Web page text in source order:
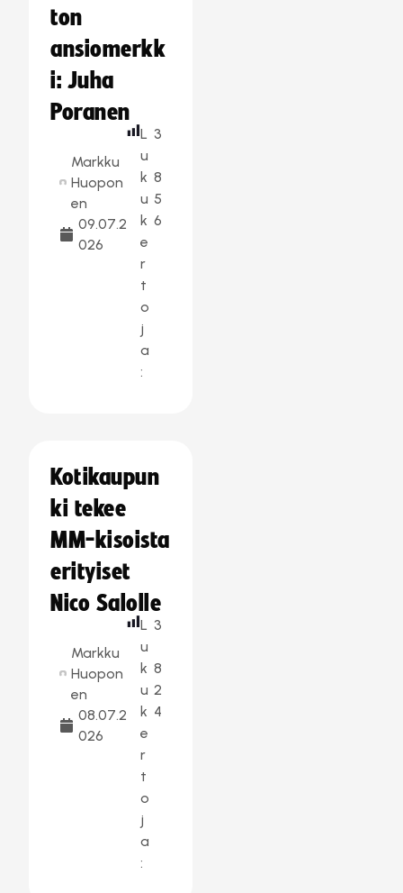
ton
ansiomerkk
i: Juha
Poranen
Markku
Huopon
en
09.07.2
026
L
u
k
u
k
e
r
t
o
j
a
:
3
8
5
6
Kotikaupun
ki tekee
MM-kisoista
erityiset
Nico Salolle
Markku
Huopon
en
08.07.2
026
L
u
k
u
k
e
r
t
o
j
a
:
3
8
2
4